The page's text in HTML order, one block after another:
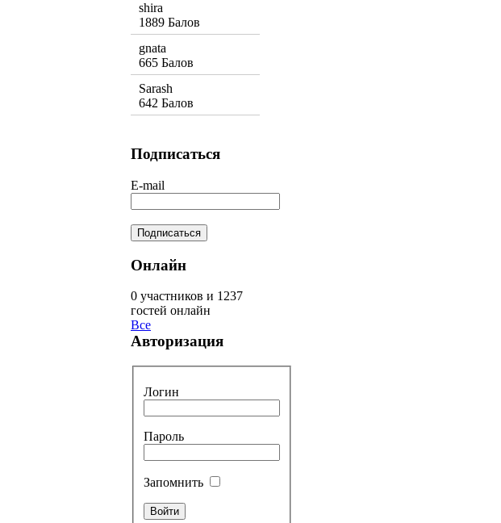
shira
1889 Балов
gnata
665 Балов
Sarash
642 Балов
Подписаться
E-mail
Онлайн
0 участников и 1237
гостей онлайн
Все
Авторизация
Логин
Пароль
Запомнить